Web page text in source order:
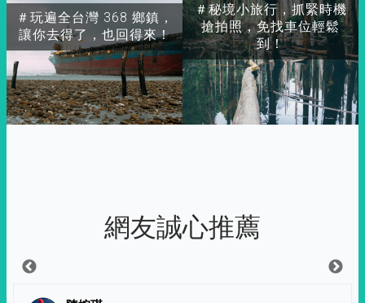
＃玩遍全台灣 368 鄉鎮，
讓你去得了，也回得來！
＃秘境小旅行，抓緊時機
搶拍照，免找車位輕鬆
到！
網友誠心推薦